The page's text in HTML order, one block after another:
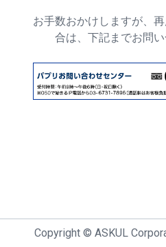
お手数おかけしますが、
合は、下記までお問い
Copyright © ASKUL